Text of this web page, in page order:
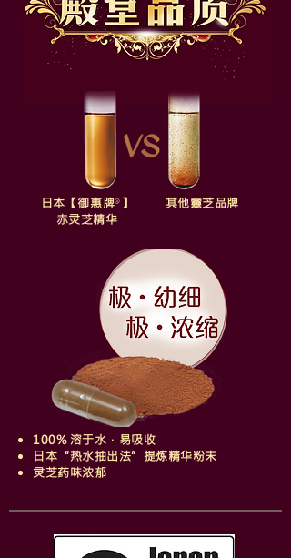
其他靈芝品牌
日本【御惠牌®】
赤灵芝精华
100% 溶于水，易吸收
日本“热水抽出法”提炼精华粉末
灵芝药味浓郁